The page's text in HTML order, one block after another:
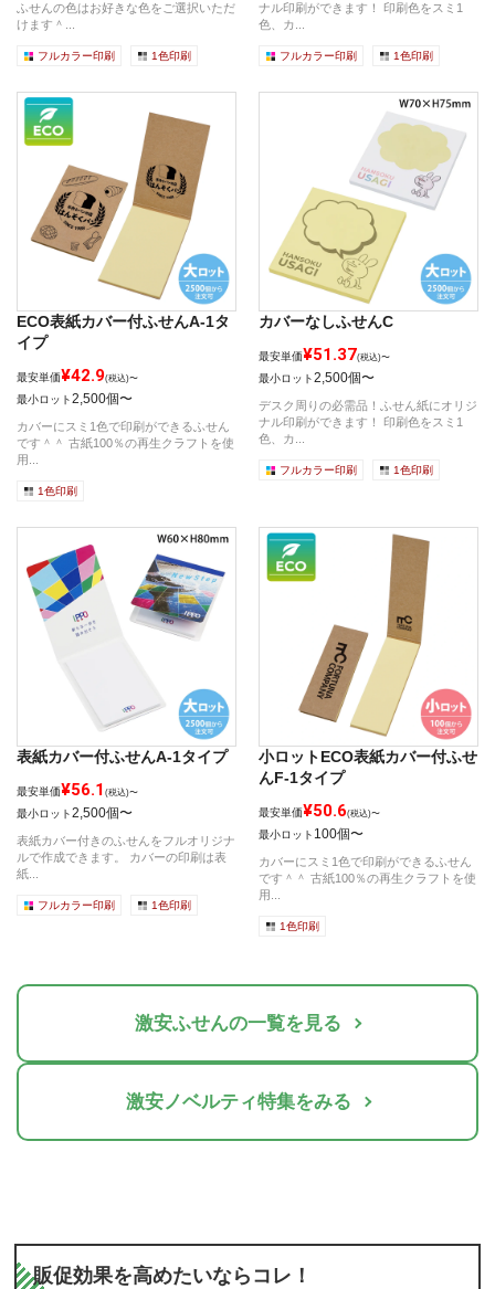
ふせんの色はお好きな色をご選択いただ
けます＾...
フルカラー印刷 1色印刷
ナル印刷ができます！ 印刷色をスミ1
色、カ...
フルカラー印刷 1色印刷
ECO表紙カバー付ふせんA-1タ
イプ
最安単価¥42.9(税込)〜
最小ロット2,500個〜
カバーにスミ1色で印刷ができるふせん
です＾＾ 古紙100％の再生クラフトを使
用...
1色印刷
カバーなしふせんC
最安単価¥51.37(税込)〜
最小ロット2,500個〜
デスク周りの必需品！ふせん紙にオリジ
ナル印刷ができます！ 印刷色をスミ1
色、カ...
フルカラー印刷 1色印刷
表紙カバー付ふせんA-1タイプ
最安単価¥56.1 (税込)〜
最小ロット2,500個〜
表紙カバー付きのふせんをフルオリジナ
ルで作成できます。 カバーの印刷は表
紙...
フルカラー印刷 1色印刷
小ロットECO表紙カバー付ふせ
んF-1タイプ
最安単価¥50.6(税込)〜
最小ロット 100個〜
カバーにスミ1色で印刷ができるふせん
です＾＾ 古紙100％の再生クラフトを使
用...
1色印刷
激安ふせんの一覧を見る
激安ノベルティ特集をみる
販促効果を高めたいならコレ！